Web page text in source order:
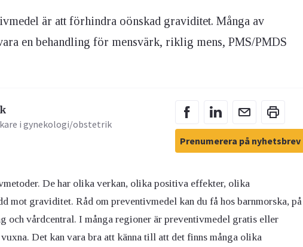
är att förhindra oönskad graviditet. Många av
en behandling för mensvärk, riklig mens, PMS/PMDS
i gynekologi/obstetrik
Prenumerera på nyhetsbrev
De har olika verkan, olika positiva effekter, olika
mot graviditet. Råd om preventivmedel kan du få hos barnmorska, på
och vårdcentral. I många regioner är preventivmedel gratis eller
Det kan vara bra att känna till att det finns många olika